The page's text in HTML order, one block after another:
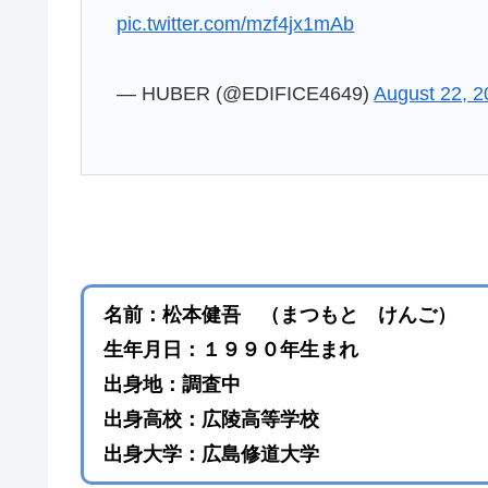
pic.twitter.com/mzf4jx1mAb
— HUBER (@EDIFICE4649)August 22,
名前：松本健吾 （まつもと けんご）
生年月日：１９９０年生まれ
出身地：調査中
出身高校：広陵高等学校
出身大学：広島修道大学